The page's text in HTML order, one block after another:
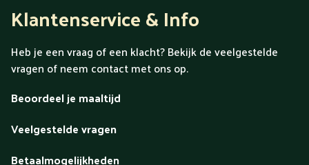
Klantenservice & Info
Heb je een vraag of een klacht? Bekijk de veelgestelde
vragen of neem contact met ons op.
Beoordeel je maaltijd
Veelgestelde vragen
Betaalmogelijkheden